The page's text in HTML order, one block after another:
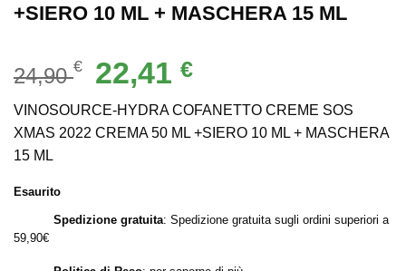
+SIERO 10 ML + MASCHERA 15 ML
24,90€
Il
prezzo
originale
era:
22,41€Il
attuale
è:
VINOSOURCE-HYDRA COFANETTO CREME SOS
XMAS 2022 CREMA 50 ML +SIERO 10 ML + MASCHERA
15 ML
Esaurito
Spedizione gratuita: Spedizione gratuita sugli ordini superiori a
59,90€